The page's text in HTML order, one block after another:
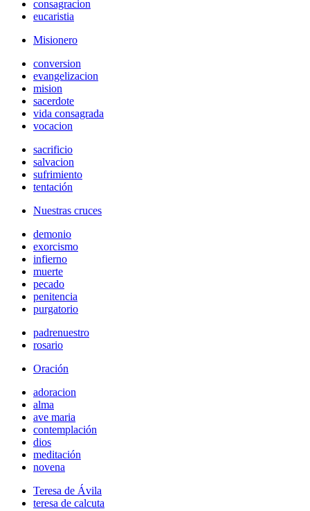
consagracion
eucaristia
Misionero
conversion
evangelizacion
mision
sacerdote
vida consagrada
vocacion
sacrificio
salvacion
sufrimiento
tentación
Nuestras cruces
demonio
exorcismo
infierno
muerte
pecado
penitencia
purgatorio
padrenuestro
rosario
Oración
adoracion
alma
ave maria
contemplación
dios
meditación
novena
Teresa de Ávila
teresa de calcuta